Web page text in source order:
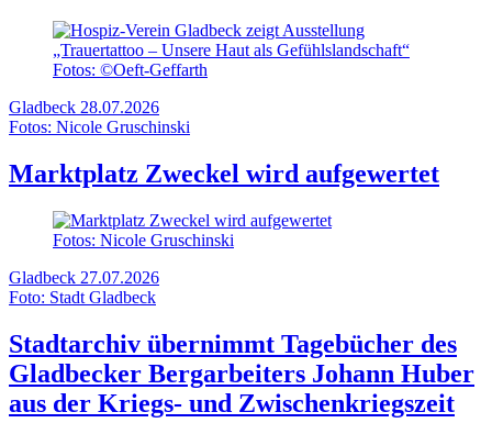
Fotos: ©Oeft-Geffarth
Gladbeck 28.07.2026
Fotos: Nicole Gruschinski
Marktplatz Zweckel wird aufgewertet
Fotos: Nicole Gruschinski
Gladbeck 27.07.2026
Foto: Stadt Gladbeck
Stadtarchiv übernimmt Tagebücher des
Gladbecker Bergarbeiters Johann Huber
aus der Kriegs- und Zwischenkriegszeit